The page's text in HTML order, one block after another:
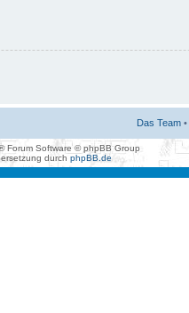
Das Team •
Forum Software © phpBB Group
durch phpBB.de